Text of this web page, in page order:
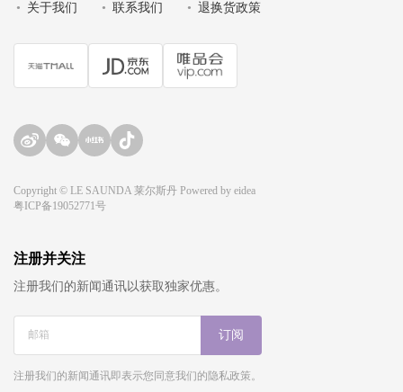
• 关于我们 • 联系我们 • 退换货政策
Copyright © LE SAUNDA 莱尔斯丹 Powered by eidea
粤ICP备19052771号
注册并关注
注册我们的新闻通讯以获取独家优惠。
订阅
注册我们的新闻通讯即表示您同意我们的隐私政策。